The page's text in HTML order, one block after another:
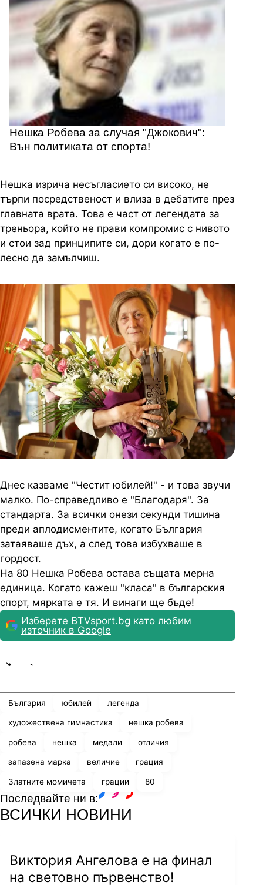
Нешка Робева за случая "Джокович":
Вън политиката от спорта!
Нешка изрича несъгласието си високо, не
търпи посредственост и влиза в дебатите през
главната врата. Това е част от легендата за
треньора, който не прави компромис с нивото
и стои зад принципите си, дори когато е по-
лесно да замълчиш.
Днес казваме "Честит юбилей!" - и това звучи
малко. По-справедливо е "Благодаря". За
стандарта. За всички онези секунди тишина
преди аплодисментите, когато България
затаяваше дъх, а след това избухваше в
гордост.
На 80 Нешка Робева остава същата мерна
единица. Когато кажеш "класа" в българския
спорт, мярката е тя. И винаги ще бъде!
Изберете BTVsport.bg като любим
източник в Google
България юбилей легенда
художествена гимнастика нешка робева
робева нешка медали отличия
запазена марка величие грация
Златните момичета грации 80
Последвайте ни в:
ВСИЧКИ НОВИНИ
Виктория Ангелова е на финал
на световно първенство!